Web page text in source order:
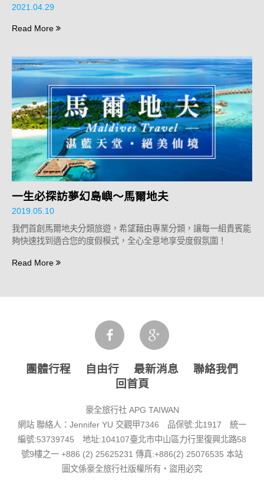
2021.04.29
Read More
一生必探訪夢幻島嶼～馬爾地夫
2019.05.10
我們首創馬爾地夫分類旅遊，希望藉由專業分類，讓每一組貴賓能
夠快速找到適合您的度假模式，全心全意地享受度假氛圍！
Read More
團體行程 自由行 最新消息
聯絡我們
回首頁
豪全旅行社 APG TAIWAN
網站 聯絡人：Jennifer YU 交觀甲7346 品保號:北1917 統一
編號:53739745 地址:104107臺北市中山區力行里復興北路58
號9樓之一 +886 (2) 25625231 傳真:+886(2) 25076535 本站
圖文係豪全旅行社版權所有‧盜用必究